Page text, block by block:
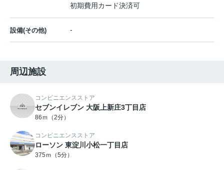
初期費用カード決済可
設備(その他) -
周辺施設
コンビニエンスストア
セブンイレブン 大阪上新庄3丁目店
86ｍ（2分）
コンビニエンスストア
ローソン 東淀川小松一丁目店
375ｍ（5分）